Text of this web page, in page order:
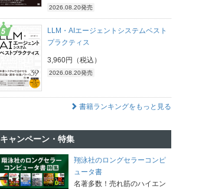
2026.08.20発売
LLM・AIエージェントシステムベスト
プラクティス
3,960円（税込）
2026.08.20発売
書籍ランキングをもっと見る
キャンペーン・特集
翔泳社のロングセラーコンピ
ュータ書
名著多数！売れ筋のハイエン